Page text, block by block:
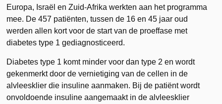
Europa, Israël en Zuid-Afrika werkten aan het programma
mee. De 457 patiënten, tussen de 16 en 45 jaar oud
werden allen kort voor de start van de proeffase met
diabetes type 1 gediagnosticeerd.
Diabetes type 1 komt minder voor dan type 2 en wordt
gekenmerkt door de vernietiging van de cellen in de
alvleesklier die insuline aanmaken. Bij de patiënt wordt
onvoldoende insuline aangemaakt in de alvleesklier